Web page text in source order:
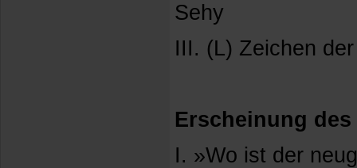
Sehy
III. (L) Zeichen
Erscheinung des
I. »Wo ist der